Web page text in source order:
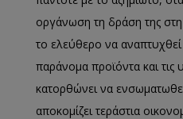
οργάνωση τη δράση της
το ελεύθερο να
παράνομα προϊόντα και τις
κατορθώνει να
αποκομίζει τεράστια